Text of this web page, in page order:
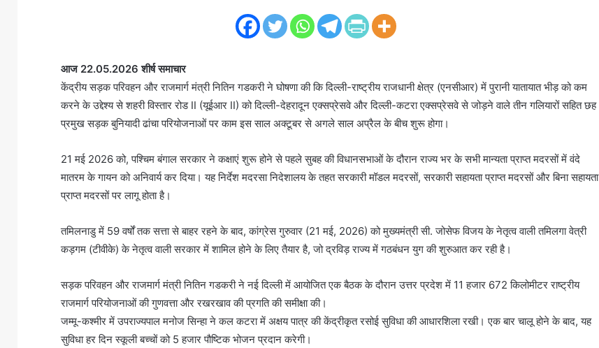
आज 22.05.2026 शीर्ष समाचार
केंद्रीय सड़क परिवहन और राजमार्ग मंत्री नितिन गडकरी ने घोषणा की कि दिल्ली-राष्ट्रीय राजधानी क्षेत्र (एनसीआर) में पुरानी यातायात भीड़ को कम
करने के उद्देश्य से शहरी विस्तार रोड II (यूईआर II) को दिल्ली-देहरादून एक्सप्रेसवे और दिल्ली-कटरा एक्सप्रेसवे से जोड़ने वाले तीन गलियारों सहित छह
प्रमुख सड़क बुनियादी ढांचा परियोजनाओं पर काम इस साल अक्टूबर से अगले साल अप्रैल के बीच शुरू होगा।
21 मई 2026 को, पश्चिम बंगाल सरकार ने कक्षाएं शुरू होने से पहले सुबह की विधानसभाओं के दौरान राज्य भर के सभी मान्यता प्राप्त मदरसों में वंदे
मातरम के गायन को अनिवार्य कर दिया। यह निर्देश मदरसा निदेशालय के तहत सरकारी मॉडल मदरसों, सरकारी सहायता प्राप्त मदरसों और बिना सहायता
प्राप्त मदरसों पर लागू होता है।
तमिलनाडु में 59 वर्षों तक सत्ता से बाहर रहने के बाद, कांग्रेस गुरुवार (21 मई, 2026) को मुख्यमंत्री सी. जोसेफ विजय के नेतृत्व वाली तमिलगा वेत्री
कड़गम (टीवीके) के नेतृत्व वाली सरकार में शामिल होने के लिए तैयार है, जो द्रविड़ राज्य में गठबंधन युग की शुरुआत कर रही है।
सड़क परिवहन और राजमार्ग मंत्री नितिन गडकरी ने नई दिल्ली में आयोजित एक बैठक के दौरान उत्तर प्रदेश में 11 हजार 672 किलोमीटर राष्ट्रीय
राजमार्ग परियोजनाओं की गुणवत्ता और रखरखाव की प्रगति की समीक्षा की।
जम्मू-कश्मीर में उपराज्यपाल मनोज सिन्हा ने कल कटरा में अक्षय पात्र की केंद्रीकृत रसोई सुविधा की आधारशिला रखी। एक बार चालू होने के बाद, यह
सुविधा हर दिन स्कूली बच्चों को 5 हजार पौष्टिक भोजन प्रदान करेगी।